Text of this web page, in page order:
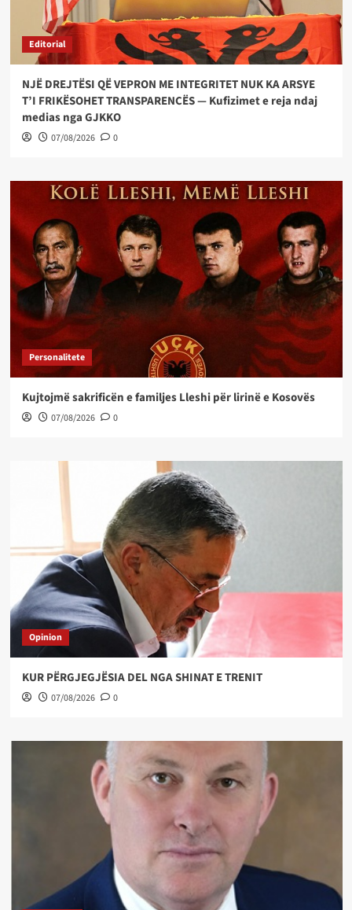
Editorial
NJË DREJTËSI QË VEPRON ME INTEGRITET NUK KA ARSYE
T’I FRIKËSOHET TRANSPARENCËS — Kufizimet e reja ndaj
medias nga GJKKO
07/08/2026 0
Personalitete
Kujtojmë sakrificën e familjes Lleshi për lirinë e Kosovës
07/08/2026 0
Opinion
KUR PËRGJEGJËSIA DEL NGA SHINAT E TRENIT
07/08/2026 0